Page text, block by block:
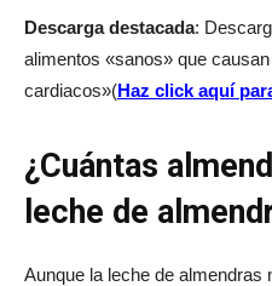
Descarga destacada:
alimentos «sanos» que
cardiacos»(Haz click aquí
¿Cuántas
leche de
Aunque la leche de almendras